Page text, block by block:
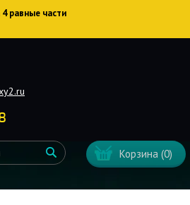
равные части
Корзина(0)